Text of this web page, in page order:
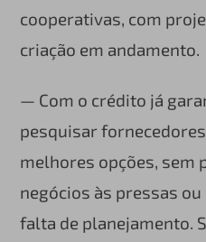
cooperativas, com
criação em andamento.
— Com o crédito já
pesquisar
melhores opções, sem
negócios às pressas
falta de planejamento.